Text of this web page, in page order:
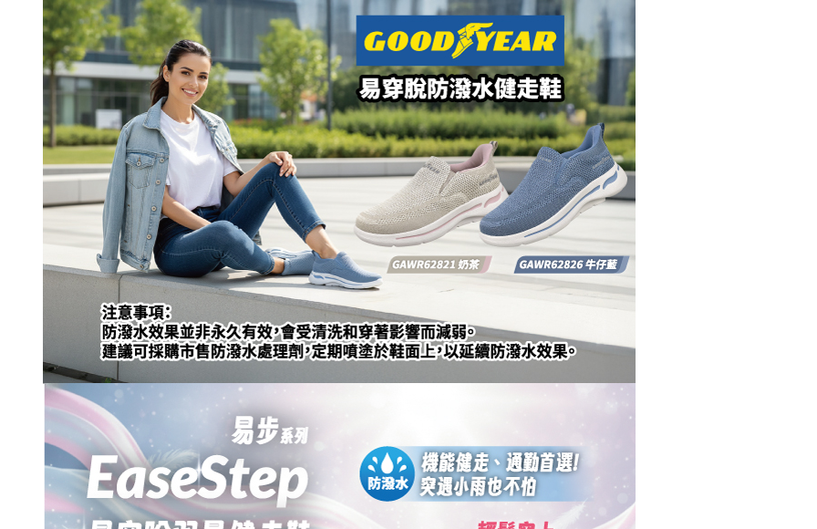
結果請求用戶進行身份認證。
５．嚴禁一人註冊多個帳號或使用他人資訊註冊。若發現惡意使用之情
形，恩沛科技股份有限公司將有權停止該用戶之使用額度並採取法律行
動。